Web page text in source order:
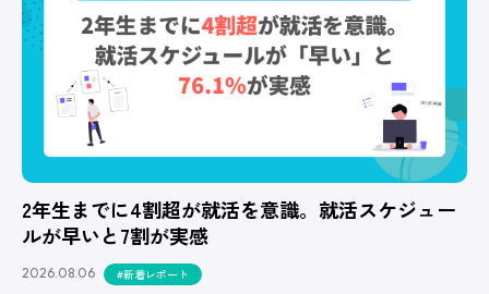
2年生までに4割超が就活を意識。就活スケジュー
ルが早いと7割が実感
2026.08.06 #新着レポート